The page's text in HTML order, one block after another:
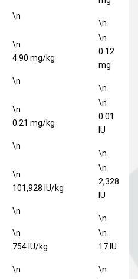
\n
\n
\n
4.90 mg/kg
\n
\n
0.12
mg
\n
\n
0.21 mg/kg
\n
\n
0.01
IU
\n
\n
101,928 IU/kg
\n
\n
2,328
IU
\n
\n
754 IU/kg
\n
\n
17 IU
\n